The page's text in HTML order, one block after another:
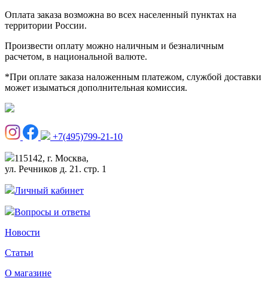
Оплата заказа возможна во всех населенный пунктах на
территории России.
Произвести оплату можно наличным и безналичным
расчетом, в национальной валюте.
*При оплате заказа наложенным платежом, службой доставки
может изыматься дополнительная комиссия.
+7(495)799-21-10
115142, г. Москва,
ул. Речников д. 21. стр. 1
Личный кабинет
Вопросы и ответы
Новости
Статьи
О магазине